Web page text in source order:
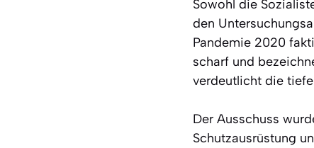
Sowohl die
den
Pandemie 2020
scharf und
verdeutlicht die
Der Ausschuss
Schutzausrüstung